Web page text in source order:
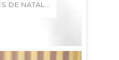
DE NATAL...